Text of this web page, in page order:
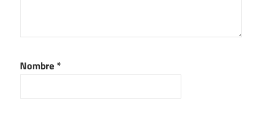
Nombre *